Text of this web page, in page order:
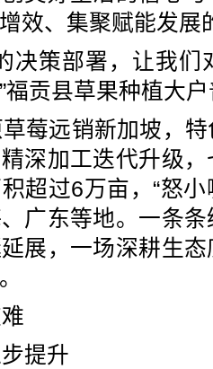
效、集聚赋能发展
决策部署，让我
福贡县草果种植大
莓远销新加坡，
深加工迭代升级
超过6万亩，“怒小
广东等地。一条
展，一场深耕生
提升